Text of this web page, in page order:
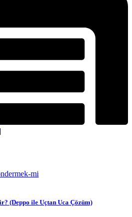
(Deppo ile Uçtan Uca Çözüm)